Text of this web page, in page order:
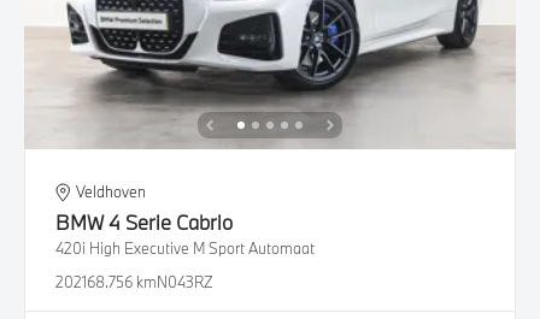
Veldhoven
BMW4 Serie Cabrio
420i High Executive M Sport Automaat
202168.756 kmN043RZ